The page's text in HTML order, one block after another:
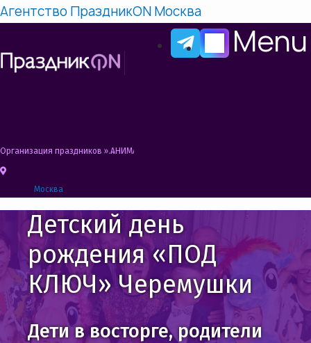
Агентство ПраздникON Москва
Menu
Организация праздников »АНИМАТОРЫ НА ДЕНЬ РОЖДЕНИЯ РЕБЕНКА
Москва
Детский день
рождения «ПОД
КЛЮЧ» Черемушки
Дети в восторге, родители